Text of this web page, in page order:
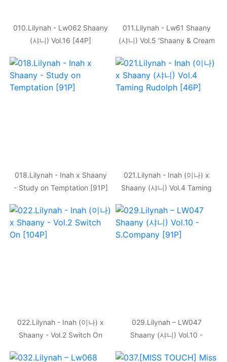
010.Lilynah - Lw062 Shaany
(샤니) Vol.16 [44P]
011.Lilynah - Lw61 Shaany
(샤니) Vol.5 ‘Shaany & Cream
018.Lilynah - Inah x Shaany
- Study on Temptation [91P]
021.Lilynah - Inah (이나) x
Shaany (샤니) Vol.4 Taming
022.Lilynah - Inah (이나) x
Shaany - Vol.2 Switch On
029.Lilynah – LW047
Shaany (샤니) Vol.10 -